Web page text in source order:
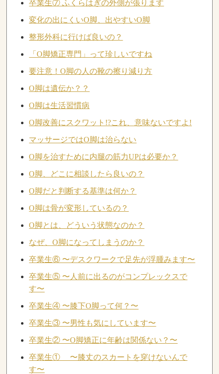
卒業生⑦ ふくらはぎの外側が張ります
変化の出にくいO脚、出やすいO脚
整形外科に行けば良いの？
「O脚矯正専門」って珍しいですね
要注意！O脚の人の靴の擦り減り方
O脚は遺伝か？？
O脚は生活習慣病
O脚改善にスクワット!?これ、意味ないですよ!
マッサージではO脚は治らない
O脚を治すために内腿の筋力UPは必要か？
O脚、どこに相談したら良いの？
O脚だと判断する基準は何か？
O脚は骨が変形しているの？
O脚とは、どういう状態なのか？
なぜ、O脚になってしまうのか？
卒業生⑥ 〜デスクワークで足先が浮腫みます〜
卒業生⑤ 〜人前に出るのがコンプレックスで
す〜
卒業生④ 〜膝下O脚って何？〜
卒業生③ 〜男性も気にしています〜
卒業生② 〜O脚矯正に年齢は関係ない？〜
卒業生① 〜膝丈のスカートを穿けないんで
す〜